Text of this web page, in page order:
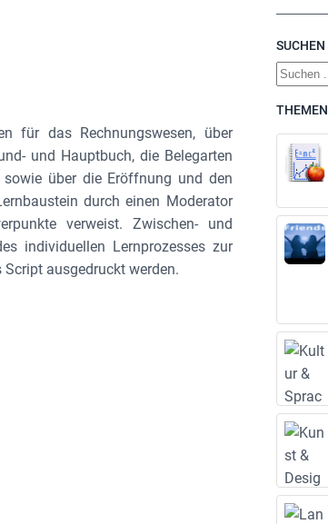
für das Rechnungswesen, über
und Hauptbuch, die Belegarten
sowie über die Eröffnung und den
durch einen Moderator
verweist. Zwischen- und
individuellen Lernprozesses zur
ausgedruckt werden.
SUCHEN
S
c
h
THEMEN